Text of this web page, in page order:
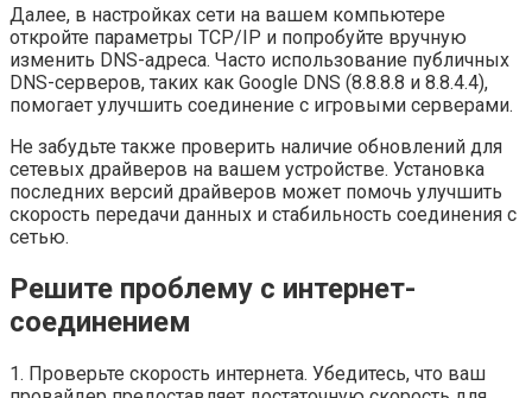
Далее, в настройках сети на вашем компьютере
откройте параметры TCP/IP и попробуйте вручную
изменить DNS-адреса. Часто использование публичных
DNS-серверов, таких как Google DNS (8.8.8.8 и 8.8.4.4),
помогает улучшить соединение с игровыми серверами.
Не забудьте также проверить наличие обновлений для
сетевых драйверов на вашем устройстве. Установка
последних версий драйверов может помочь улучшить
скорость передачи данных и стабильность соединения с
сетью.
Решите проблему с интернет-
соединением
1. Проверьте скорость интернета. Убедитесь, что ваш